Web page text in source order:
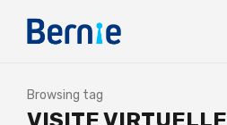
Browsing tag